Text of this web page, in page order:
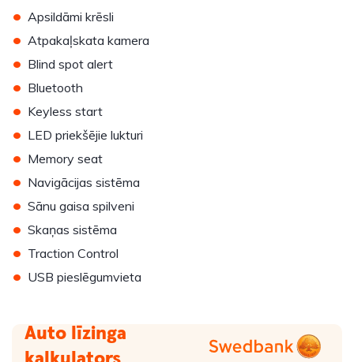
• Apsildāmi krēsli
• Atpakaļskata kamera
• Blind spot alert
• Bluetooth
• Keyless start
• LED priekšējie lukturi
• Memory seat
• Navigācijas sistēma
• Sānu gaisa spilveni
• Skaņas sistēma
• Traction Control
• USB pieslēgumvieta